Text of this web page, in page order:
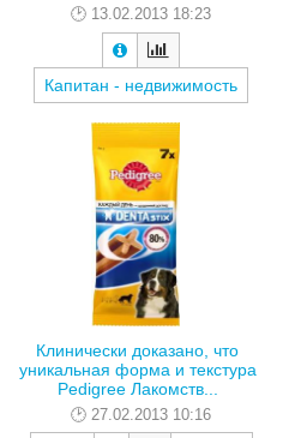
13.02.2013 18:23
Капитан - недвижимость
Клинически доказано, что
уникальная форма и текстура
Pedigree Лакомств...
27.02.2013 10:16